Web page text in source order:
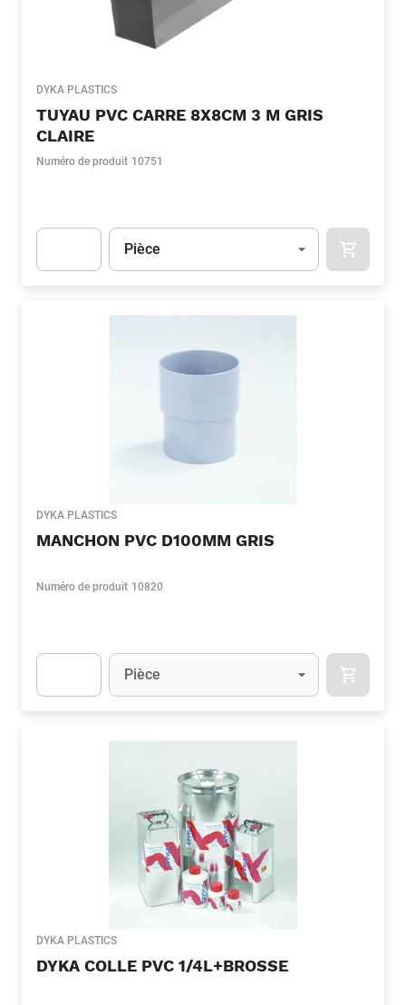
DYKA PLASTICS
TUYAU PVC CARRE 8X8CM 3 M GRIS
CLAIRE
Numéro de produit 10751
Unité
Pièce
DYKA PLASTICS
MANCHON PVC D100MM GRIS
Numéro de produit 10820
Unité
Pièce
DYKA PLASTICS
DYKA COLLE PVC 1/4L+BROSSE